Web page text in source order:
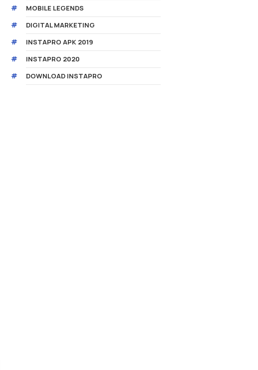
MOBILE LEGENDS
DIGITAL MARKETING
INSTAPRO APK 2019
INSTAPRO 2020
DOWNLOAD INSTAPRO